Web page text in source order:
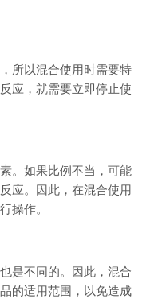
所以混合使用时需要特
应，就需要立即停止使
。如果比例不当，可能
应。因此，在混合使用
操作。
是不同的。因此，混合
的适用范围，以免造成